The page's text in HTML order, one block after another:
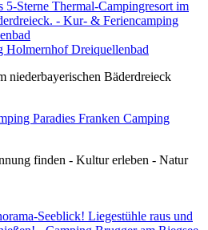
Holmernhof Dreiquellenbad
niederbayerischen Bäderdreieck
Camping
finden - Kultur erleben - Natur